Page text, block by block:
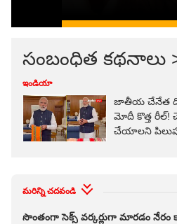
సంబంధిత కథనాలు
ఇండియా
జాతీయ చేనేత
మోదీ కొత్త రీల్‌!
చేయాలని
మరిన్ని చదవండి
సొంతంగా సెక్స్ వర్కర్లుగా మారడం నేరం